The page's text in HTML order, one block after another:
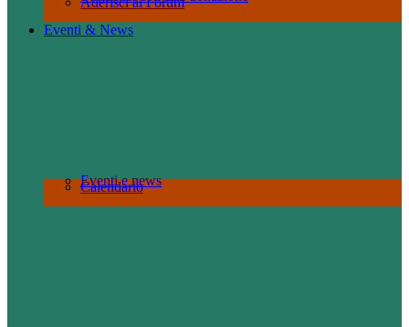
Eventi & News
Calendario
Eventi e news